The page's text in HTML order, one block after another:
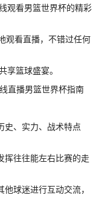
观看男篮世界杯的精彩
观看直播，不错过任何
享篮球盛宴。
史、实力、战术特点
挥往往能左右比赛的走
球迷进行互动交流，